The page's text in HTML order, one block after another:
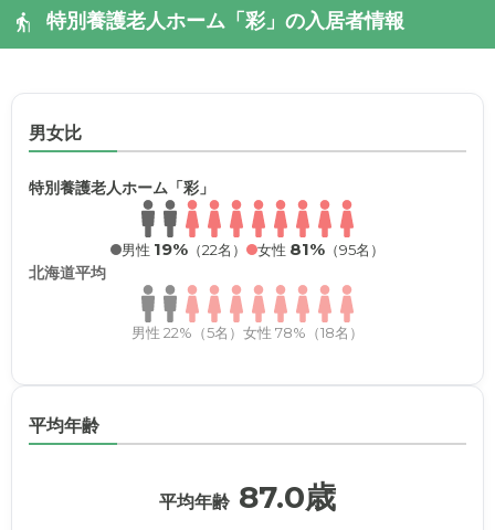
特別養護老人ホーム「彩」の入居者情報
男女比
特別養護老人ホーム「彩」
男性 19% （22名） 女性 81% （95名）
北海道平均
男性 22%（5名） 女性 78%（18名）
平均年齢
平均年齢 87.0歳